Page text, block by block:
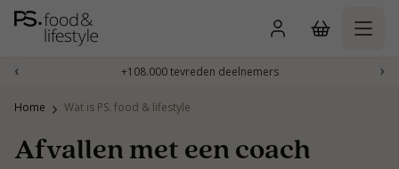
Naar
inhoud
‹ +108.000 tevreden deelnemers ›
Home Wat is PS. food & lifestyle
Afvallen met een coach